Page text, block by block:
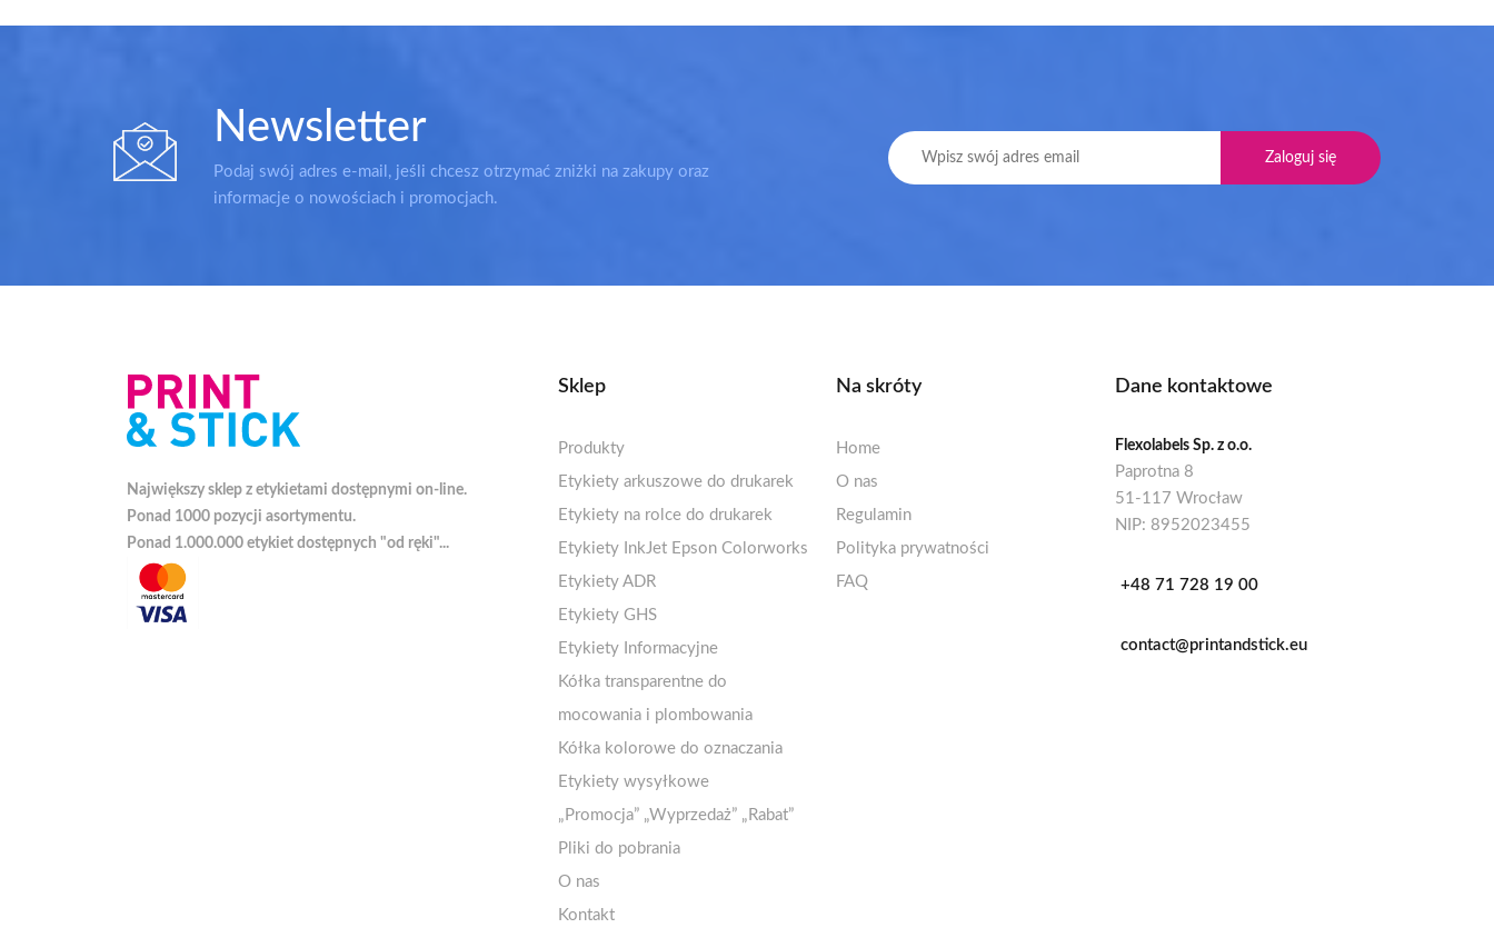
Newsletter
Podaj swój adres e-mail, jeśli chcesz otrzymać zniżki na zakupy oraz
informacje o nowościach i promocjach.
Największy sklep z etykietami dostępnymi on-line.
Ponad 1000 pozycji asortymentu.
Ponad 1.000.000 etykiet dostępnych "od ręki"...
Sklep
Produkty
Etykiety arkuszowe do drukarek
Arkusze A4 matowe
1-4 etykiet na arkuszu
5-10 etykiet na arkuszu
11-20 etykiet na arkuszu
21 i więcej etykiet na arkuszu
Arkusze A4 błyszczące
Arkusze A4 matowe – kółka
Arkusze A4 matowe – klej
odlepny/usuwalny
Arkusze A4 foliowe PET –
odporne na wilgoć
Arkusze A4 fluorescencyjne
Arkusze A4 opaque
Arkusze A4 dekoracyjne
Arkusze A5/A6
Etykiety na rolce do drukarek
Etykiety termiczne ECO 100-
110mm
Etykiety termiczne ECO 50-
99mm
Etykiety termiczne ECO 25-
49mm
Etykiety papierowe 100-110mm
! Promocje i wielopaki !
Etykiety InkJet Epson Colorworks
Etykiety ADR
Etykiety GHS
Etykiety Informacyjne
Etykiety zakazu
Etykiety nakazu
Etykiety ostrzegawcze
Kółka transparentne do
mocowania i plombowania
Kółka kolorowe do oznaczania
Etykiety wysyłkowe
„Promocja” „Wyprzedaż” „Rabat”
Pliki do pobrania
O nas
Kontakt
Na skróty
Home
O nas
Regulamin
Polityka prywatności
FAQ
Dane kontaktowe
Flexolabels Sp. z o.o.
Paprotna 8
51-117 Wrocław
NIP: 8952023455
+48 71 728 19 00
contact@printandstick.eu